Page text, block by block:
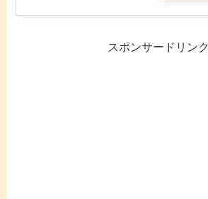
スポンサードリンク